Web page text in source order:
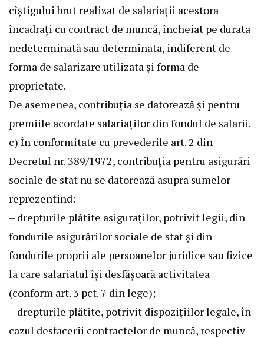
cîştigului brut realizat de salariaţii acestora
încadraţi cu contract de muncă, încheiat pe durata
nedeterminată sau determinata, indiferent de
forma de salarizare utilizata şi forma de
proprietate.
De asemenea, contribuţia se datorează şi pentru
premiile acordate salariaţilor din fondul de salarii.
c) În conformitate cu prevederile art. 2 din
Decretul nr. 389/1972, contribuţia pentru asigurări
sociale de stat nu se datorează asupra sumelor
reprezentind:
– drepturile plătite asiguraţilor, potrivit legii, din
fondurile asigurărilor sociale de stat şi din
fondurile proprii ale persoanelor juridice sau fizice
la care salariatul îşi desfăşoară activitatea
(conform art. 3 pct. 7 din lege);
– drepturile plătite, potrivit dispoziţiilor legale, în
cazul desfacerii contractelor de muncă, respectiv